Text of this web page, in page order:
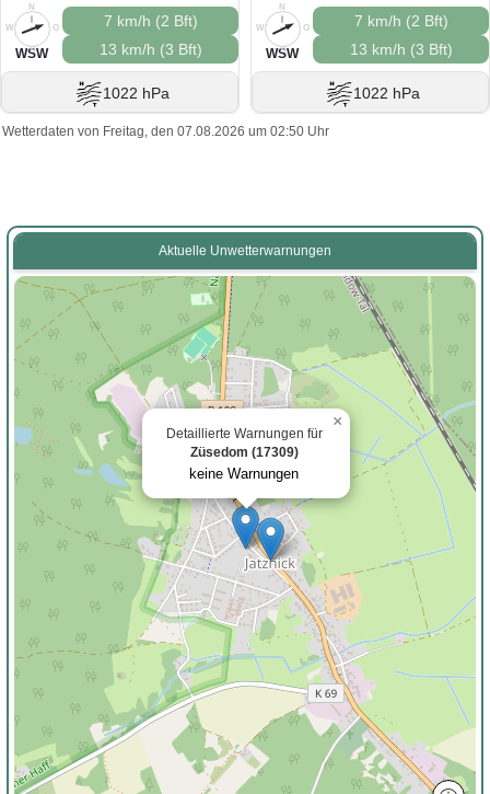
N
O
S
W
WSW
7 km/h (2 Bft)
13 km/h (3 Bft)
1022 hPa
N
O
S
W
WSW
7 km/h (2 Bft)
13 km/h (3 Bft)
1022 hPa
Wetterdaten von Freitag, den 07.08.2026 um 02:50 Uhr
Aktuelle Unwetterwarnungen
Detaillierte Warnungen für
Züsedom (17309)
keine Warnungen
×